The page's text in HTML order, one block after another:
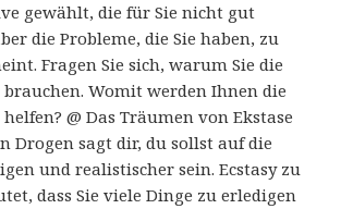
gewählt, die für Sie nicht gut
die Probleme, die Sie haben, zu
Fragen Sie sich, warum Sie die
Womit werden Ihnen die
@ Das Träumen von Ekstase
Drogen sagt dir, du sollst auf die
und realistischer sein. Ecstasy zu
dass Sie viele Dinge zu erledigen